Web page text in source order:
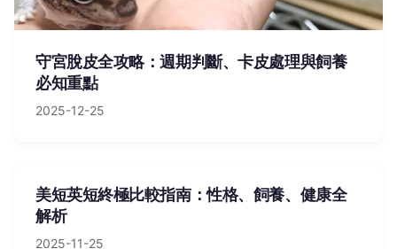
守宮脫皮全攻略：週期判斷、卡皮處理與飼養
必知重點
2025-12-25
美短英短終極比較指南：性格、飼養、健康全
解析
2025-11-25